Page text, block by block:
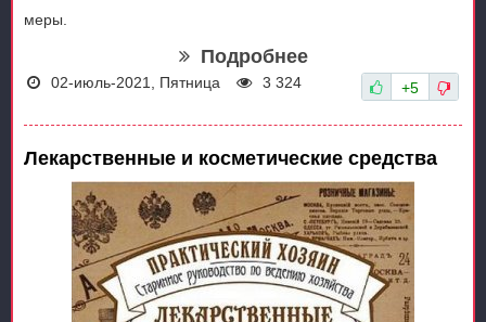
меры.
Подробнее
02-июль-2021, Пятница 3 324 +5
Лекарственные и косметические средства